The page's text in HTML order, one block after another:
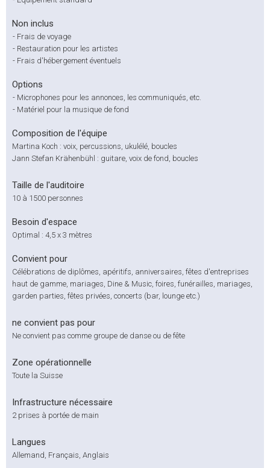
Non inclus
- Frais de voyage
- Restauration pour les artistes
- Frais d'hébergement éventuels
Options
- Microphones pour les annonces, les communiqués, etc.
- Matériel pour la musique de fond
Composition de l'équipe
Martina Koch : voix, percussions, ukulélé, boucles
Jann Stefan Krähenbühl : guitare, voix de fond, boucles
Taille de l'auditoire
10 à 1500 personnes
Besoin d'espace
Optimal : 4,5 x 3 mètres
Convient pour
Célébrations de diplômes, apéritifs, anniversaires, fêtes d'entreprises
haut de gamme, mariages, Dine & Music, foires, funérailles, mariages,
garden parties, fêtes privées, concerts (bar, lounge etc.)
ne convient pas pour
Ne convient pas comme groupe de danse ou de fête
Zone opérationnelle
Toute la Suisse
Infrastructure nécessaire
2 prises à portée de main
Langues
Allemand, Français, Anglais